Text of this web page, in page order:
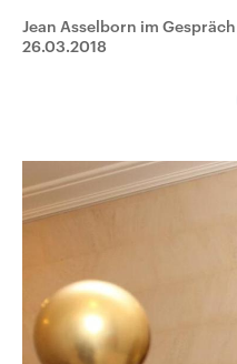
Wahl.
Audio-Archiv
Jean Asselborn im
26.03.2018